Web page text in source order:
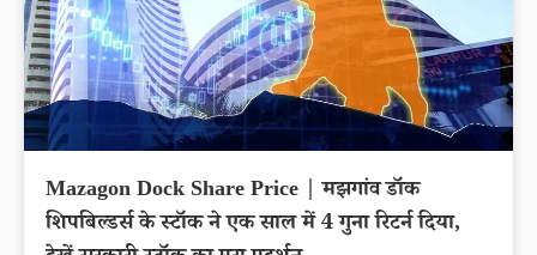
Mazagon Dock Share Price | मझगांव डॉक
शिपबिल्डर्स के स्टॉक ने एक साल में 4 गुना रिटर्न दिया,